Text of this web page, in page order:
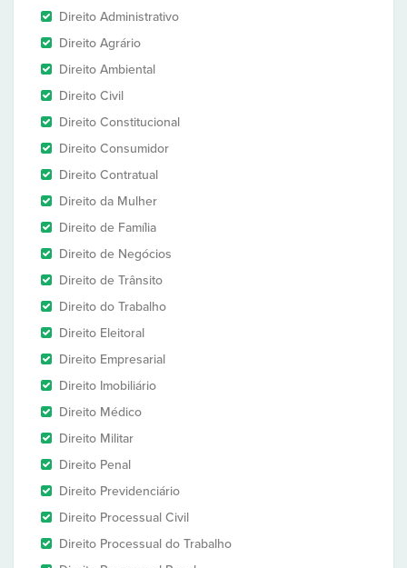
Direito Administrativo
Direito Agrário
Direito Ambiental
Direito Civil
Direito Constitucional
Direito Consumidor
Direito Contratual
Direito da Mulher
Direito de Família
Direito de Negócios
Direito de Trânsito
Direito do Trabalho
Direito Eleitoral
Direito Empresarial
Direito Imobiliário
Direito Médico
Direito Militar
Direito Penal
Direito Previdenciário
Direito Processual Civil
Direito Processual do Trabalho